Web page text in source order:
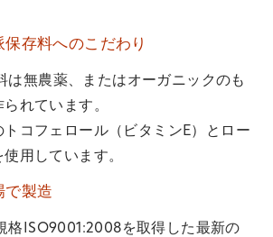
存料へのこだわり
は無農薬、またはオーガニックのも
れています。
コフェロール（ビタミンE）とロー
用しています。
で製造
格ISO9001:2008を取得した最新の